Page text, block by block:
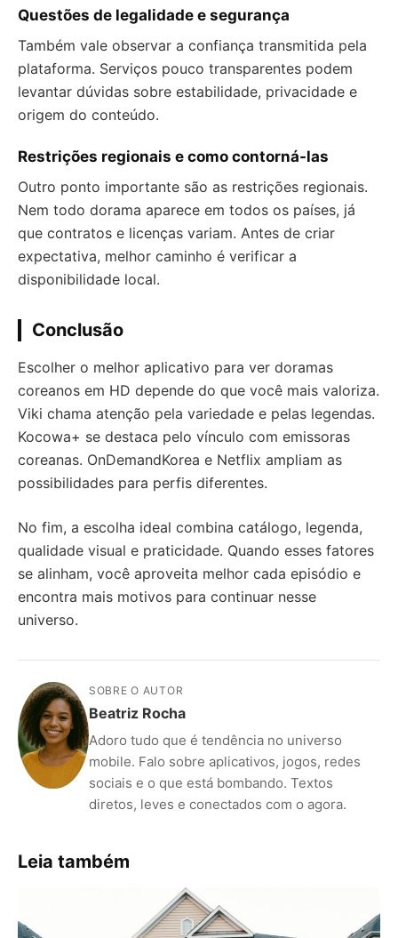
Questões de legalidade e segurança
Também vale observar a confiança transmitida pela
plataforma. Serviços pouco transparentes podem
levantar dúvidas sobre estabilidade, privacidade e
origem do conteúdo.
Restrições regionais e como contorná-las
Outro ponto importante são as restrições regionais.
Nem todo dorama aparece em todos os países, já
que contratos e licenças variam. Antes de criar
expectativa, melhor caminho é verificar a
disponibilidade local.
Conclusão
Escolher o melhor aplicativo para ver doramas
coreanos em HD depende do que você mais valoriza.
Viki chama atenção pela variedade e pelas legendas.
Kocowa+ se destaca pelo vínculo com emissoras
coreanas. OnDemandKorea e Netflix ampliam as
possibilidades para perfis diferentes.
No fim, a escolha ideal combina catálogo, legenda,
qualidade visual e praticidade. Quando esses fatores
se alinham, você aproveita melhor cada episódio e
encontra mais motivos para continuar nesse
universo.
SOBRE O AUTOR
Beatriz Rocha
Adoro tudo que é tendência no universo
mobile. Falo sobre aplicativos, jogos, redes
sociais e o que está bombando. Textos
diretos, leves e conectados com o agora.
Leia também